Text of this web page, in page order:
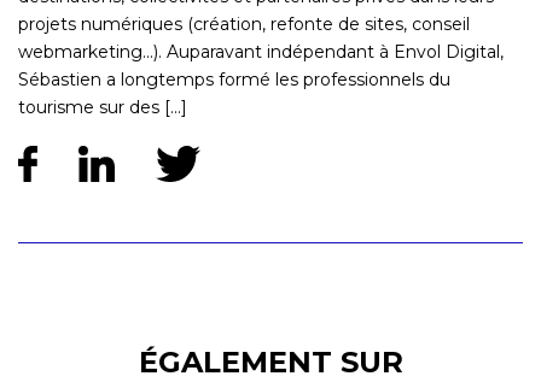
projets numériques (création, refonte de sites, conseil
webmarketing...). Auparavant indépendant à Envol Digital,
Sébastien a longtemps formé les professionnels du
tourisme sur des [...]
ÉGALEMENT SUR